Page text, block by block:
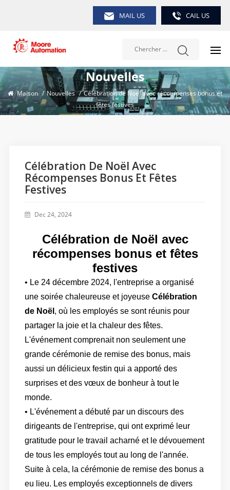
MAIL US CAIL US
Nouvelles
Maison / Nouvelles / Célébration de Noël avec récompenses bonus et
fêtes festives
Célébration De Noël Avec
Récompenses Bonus Et Fêtes
Festives
Dec 24, 2024
Célébration de Noël avec
récompenses bonus et fêtes
festives
• Le 24 décembre 2024, l'entreprise a organisé
une soirée chaleureuse et joyeuse Célébration
de Noël , où les employés se sont réunis pour
partager la joie et la chaleur des fêtes.
L'événement comprenait non seulement une
grande cérémonie de remise des bonus, mais
aussi un délicieux festin qui a apporté des
surprises et des vœux de bonheur à tout le
monde.
• L'événement a débuté par un discours des
dirigeants de l'entreprise, qui ont exprimé leur
gratitude pour le travail acharné et le dévouement
de tous les employés tout au long de l'année.
Suite à cela, la cérémonie de remise des bonus a
eu lieu. Les employés exceptionnels de divers